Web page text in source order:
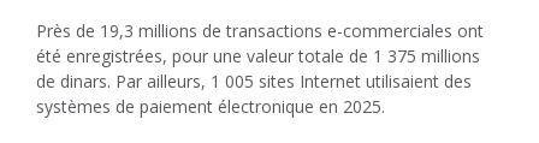
Près de 19,3 millions de transactions e-commerciales ont
été enregistrées, pour une valeur totale de 1 375 millions
de dinars. Par ailleurs, 1 005 sites Internet utilisaient des
systèmes de paiement électronique en 2025.